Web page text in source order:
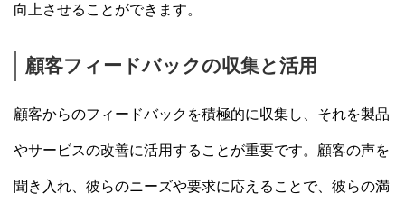
向上させることができます。
顧客フィードバックの収集と活用
顧客からのフィードバックを積極的に収集し、それを製品
やサービスの改善に活用することが重要です。顧客の声を
聞き入れ、彼らのニーズや要求に応えることで、彼らの満